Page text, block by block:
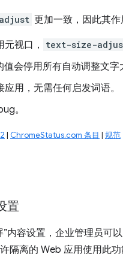
更加一致，因此其
视口， text-size-
值会停用所有自动调整文字
用，无需任何启发词语。
。
| ChromeStatus.com 条目 | 规范
置
”内容设置，企业管理员可
隔离的 Web 应用使用此功